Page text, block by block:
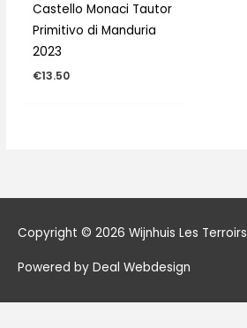
Castello Monaci Tautor
Primitivo di Manduria
2023
€13.50
Copyright © 2026 Wijnhuis Les Terroirs
Powered by Deal Webdesign